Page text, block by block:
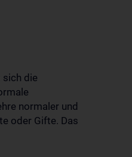
sich die
normaler und
oder Gifte. Das